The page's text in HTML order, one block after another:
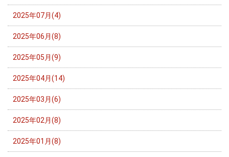
2025年07月(4)
2025年06月(8)
2025年05月(9)
2025年04月(14)
2025年03月(6)
2025年02月(8)
2025年01月(8)